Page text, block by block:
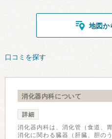
地図か
口コミを探す
消化器内科について
詳細
消化器内科は、消化管（食道、
消化に関わる臓器（肝臓、胆の